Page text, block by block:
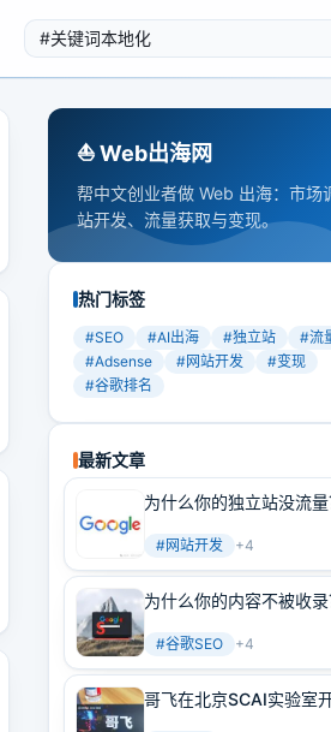
⛵️ Web出海网
帮中文创业者做 Web 出海：市场
站开发、流量获取与变现。
热门标签
#SEO #AI出海 #独立站 #流
#Adsense #网站开发 #变现
#谷歌排名
最新文章
为什么你的独立站没流量
#网站开发 +4
为什么你的内容不被收录
方法
#谷歌SEO +4
哥飞在北京SCAI实验室